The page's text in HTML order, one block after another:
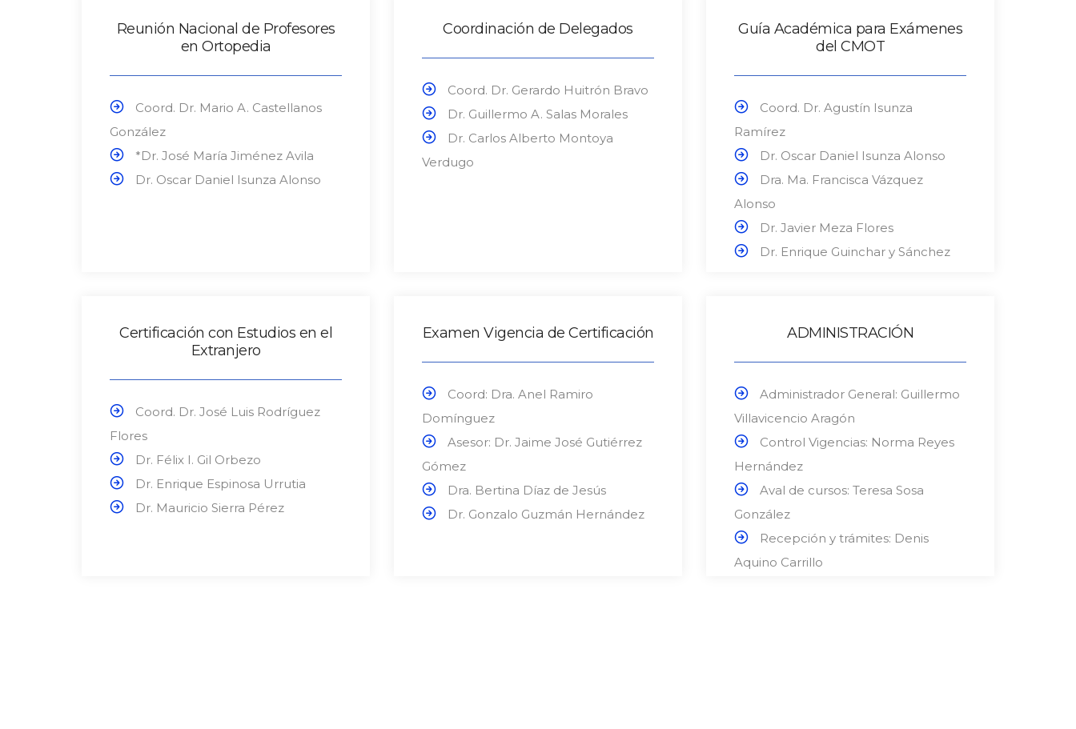
Reunión Nacional de Profesores
en Ortopedia
Coord. Dr. Mario A. Castellanos
González
*Dr. José María Jiménez Avila
Dr. Oscar Daniel Isunza Alonso
Coordinación de Delegados
Coord. Dr. Gerardo Huitrón Bravo
Dr. Guillermo A. Salas Morales
Dr. Carlos Alberto Montoya
Verdugo
Guía Académica para Exámenes
del CMOT
Coord. Dr. Agustín Isunza
Ramírez
Dr. Oscar Daniel Isunza Alonso
Dra. Ma. Francisca Vázquez
Alonso
Dr. Javier Meza Flores
Dr. Enrique Guinchar y Sánchez
Certificación con Estudios en el
Extranjero
Coord. Dr. José Luis Rodríguez
Flores
Dr. Félix I. Gil Orbezo
Dr. Enrique Espinosa Urrutia
Dr. Mauricio Sierra Pérez
Examen Vigencia de Certificación
Coord: Dra. Anel Ramiro
Domínguez
Asesor: Dr. Jaime José Gutiérrez
Gómez
Dra. Bertina Díaz de Jesús
Dr. Gonzalo Guzmán Hernández
ADMINISTRACIÓN
Administrador General: Guillermo
Villavicencio Aragón
Control Vigencias: Norma Reyes
Hernández
Aval de cursos: Teresa Sosa
González
Recepción y trámites: Denis
Aquino Carrillo